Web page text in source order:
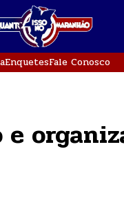
EnquetesFale Conosco